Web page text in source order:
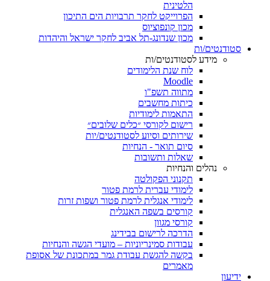
הלטינית
הפרוייקט לחקר תרבויות הים התיכון
מכון קונפוציוס
מכון שנדונג-תל אביב לחקר ישראל והיהדות
סטודנטים/ות
מידע לסטודנטים/ות
לוח שנת הלימודים
Moodle
מתווה תשפ"ו
כיתות מחשבים
התאמות לימודיות
רישום לקורסי ״כלים שלובים״
שירותים וסיוע לסטודנטים/יות
סיום תואר - הנחיות
שאלות ותשובות
נהלים והנחיות
תקנוני הפקולטה
לימודי עברית לרמת פטור
לימודי אנגלית לרמת פטור ושפות זרות
קורסים בשפה האנגלית
קורסי מגוון
הדרכה לרישום בבידינג
עבודות סמינריוניות – מועדי הגשה והנחיות
בקשה להגשת עבודת גמר במתכונת של אסופת
מאמרים
ידיעון